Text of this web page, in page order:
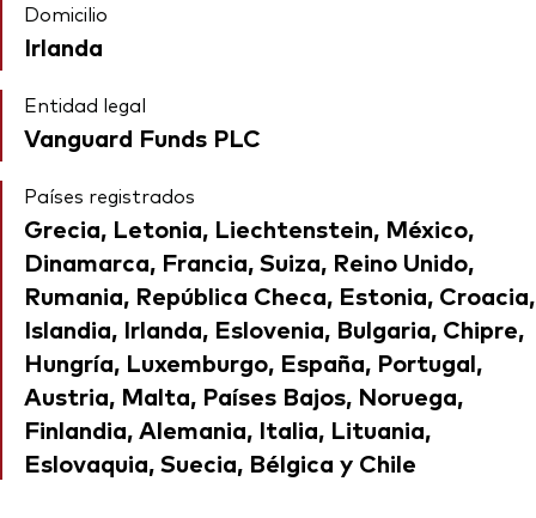
Domicilio
Irlanda
Entidad legal
Vanguard Funds PLC
Países registrados
Grecia, Letonia, Liechtenstein, México,
Dinamarca, Francia, Suiza, Reino Unido,
Rumania, República Checa, Estonia, Croacia,
Islandia, Irlanda, Eslovenia, Bulgaria, Chipre,
Hungría, Luxemburgo, España, Portugal,
Austria, Malta, Países Bajos, Noruega,
Finlandia, Alemania, Italia, Lituania,
Eslovaquia, Suecia, Bélgica y Chile